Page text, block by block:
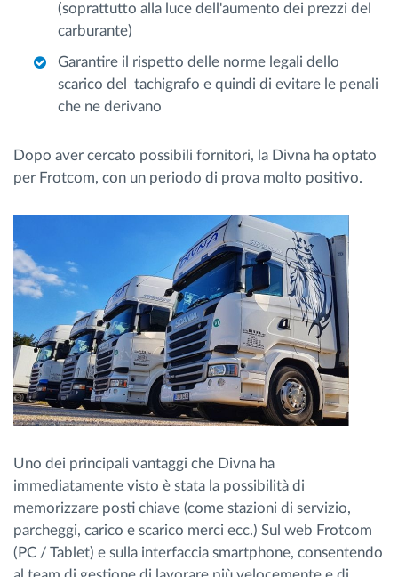
(soprattutto alla luce dell'aumento dei prezzi del
carburante)
Garantire il rispetto delle norme legali dello
scarico del tachigrafo e quindi di evitare le penali
che ne derivano
Dopo aver cercato possibili fornitori, la Divna ha optato
per Frotcom, con un periodo di prova molto positivo.
Uno dei principali vantaggi che Divna ha
immediatamente visto è stata la possibilità di
memorizzare posti chiave (come stazioni di servizio,
parcheggi, carico e scarico merci ecc.) Sul web Frotcom
(PC / Tablet) e sulla interfaccia smartphone, consentendo